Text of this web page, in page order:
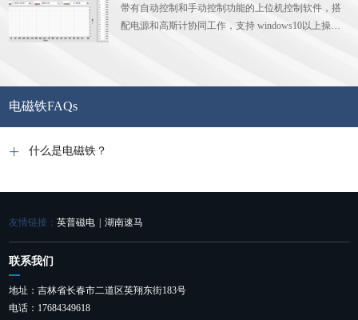
带有自动控制和手动控制功能的上位机控制软件，搭
配电源和高斯计协同工作，支持 windows10以上操作
电磁铁FAQs
什么是电磁铁？
友情链接：英普磁电 湖南速马
联系我们
地址：吉林省长春市二道区英翔东街183号
电话：17684349618